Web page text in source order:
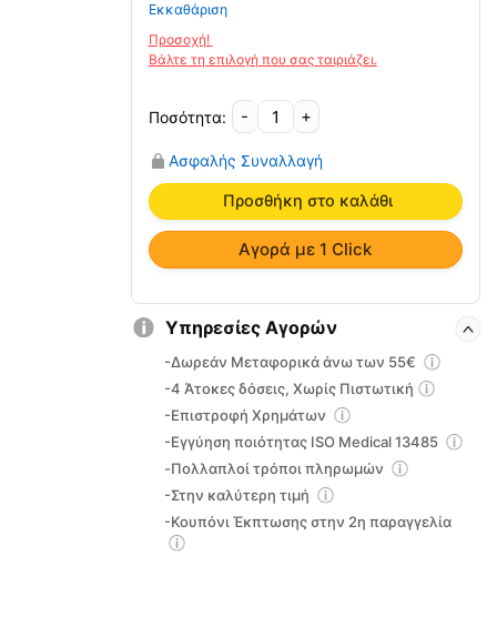
Εκκαθάριση
Αγορά με 1 Click
-
Επιγονατίδα
Neoprene
με
Άρθρωση
STABILIZER
06-
2-
ποσότητα
+
Ασφαλής Συναλλαγή
Προσθήκη στο καλάθι
Υπηρεσίες Αγορών
-Δωρεάν Μεταφορικά άνω των 55€
-4 Άτοκες δόσεις, Χωρίς Πιστωτική
-Επιστροφή Χρημάτων
-Εγγύηση ποιότητας ISO Medical 13485
-Πολλαπλοί τρόποι πληρωμών
-Στην καλύτερη τιμή
-Κουπόνι Έκπτωσης στην 2η παραγγελία